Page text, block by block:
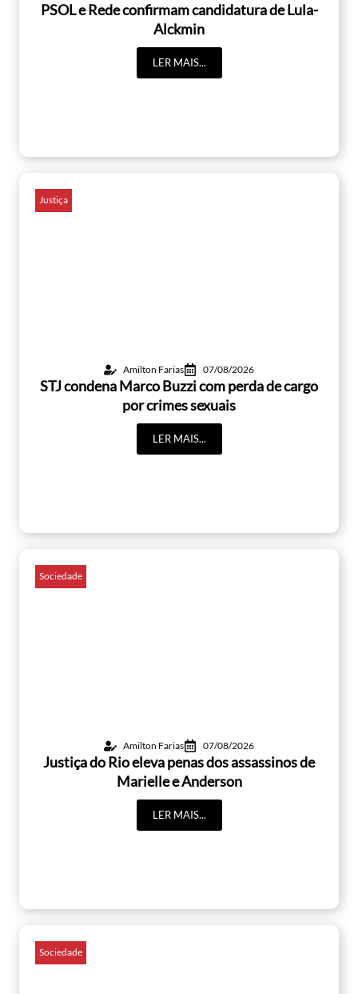
PSOL e Rede confirmam candidatura de Lula-
Alckmin
LER MAIS...
Justiça
Amilton Farias 07/08/2026
STJ condena Marco Buzzi com perda de cargo
por crimes sexuais
LER MAIS...
Sociedade
Amilton Farias 07/08/2026
Justiça do Rio eleva penas dos assassinos de
Marielle e Anderson
LER MAIS...
Sociedade